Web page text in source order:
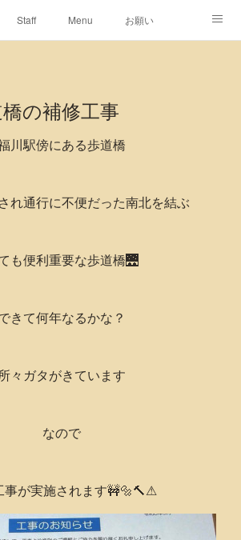
Staff Menu お願い
の補修工事
川駅傍にある歩道橋
れ通行に不便だった南北を結ぶ
も便利重要な歩道橋🌉
きて何年なるかな？
々ガタがきています
なので
事が実施されます🚧🔩🔨⚠